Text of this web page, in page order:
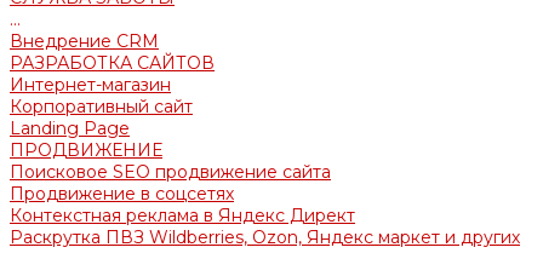
...
Внедрение CRM
РАЗРАБОТКА САЙТОВ
Интернет-магазин
Корпоративный сайт
Landing Page
ПРОДВИЖЕНИЕ
Поисковое SEO продвижение сайта
Продвижение в соцсетях
Контекстная реклама в Яндекс Директ
Раскрутка ПВЗ Wildberries, Ozon, Яндекс маркет и других